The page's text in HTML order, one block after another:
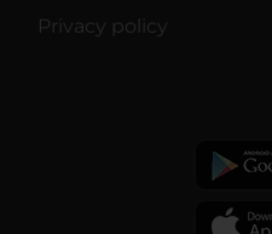
Privacy policy